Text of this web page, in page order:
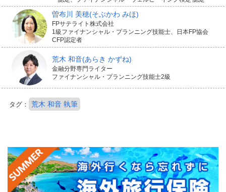
曽布川 美穂(そぶかわ みほ)
FPサテライト株式会社
1級ファイナンシャル・プランニング技能士、日本FP協会
CFP認定者
荒木 和音(あらき かずね)
金融分野専門ライター
ファイナンシャル・プランニング技能士2級
タグ： 荒木 和音 執筆